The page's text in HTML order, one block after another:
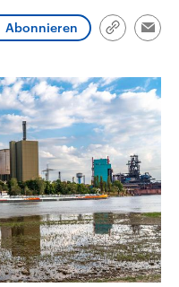
Abonnieren
Link